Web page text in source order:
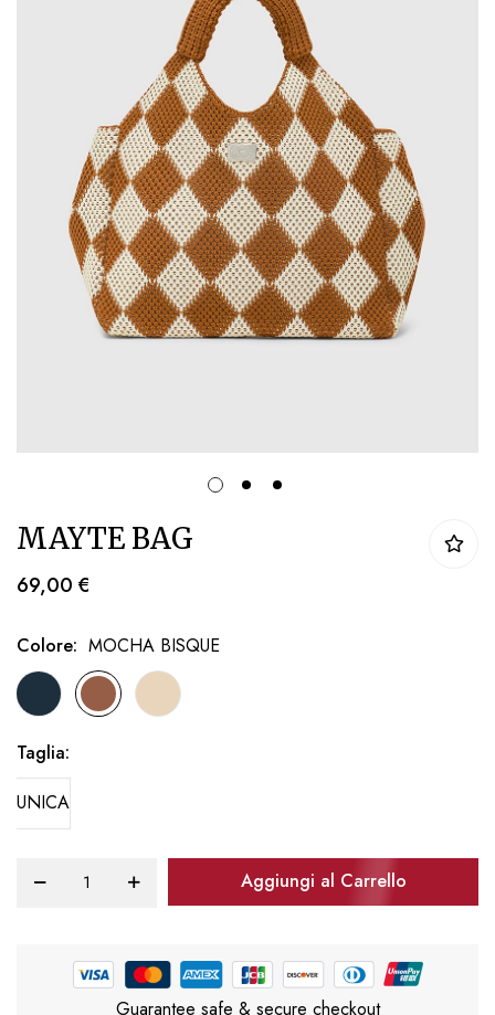
all'inizio
della
galleria
di
immagini
MAYTE BAG
69,00 €
Colore MOCHA BISQUE
Taglia
UNICA
Aggiungi al Carrello
Guarantee safe & secure checkout